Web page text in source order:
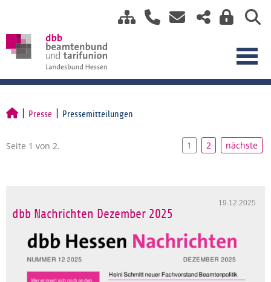
Presse Pressemitteilungen
Seite 1 von 2. 1 2 nächste
19.12.2025
dbb Nachrichten Dezember 2025